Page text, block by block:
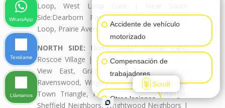
Loop, West Loop Gate | Near South
Side:Dearborn Park, Printer's Row, South
Loop, Prairie Avenue Historic District
NORTH SIDE: North Center: Horner Park,
Roscoe Village | Lake View: Boystown, Lake
View East, Graceland West, South East
Ravenswood, Wrigleyville | Lincoln Park: Old
Town Triangle, Park West, Ranch Triangle,
Sheffield Neighbors, Wrightwood Neighbors |
Accidente de vehículo
motorizado
Compensación de
trabajadores
Otras lesiones
Scroll
WhatsApp
Textéame
Llámanos